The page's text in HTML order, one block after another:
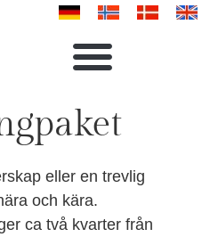
eller en trevlig
och kära.
ca två kvarter från